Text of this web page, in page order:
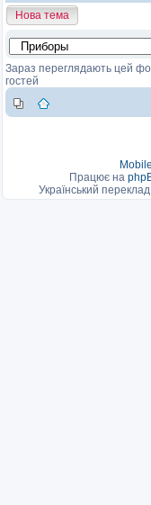
Нова тема
Зараз переглядають цей
гостей
Працює на
Український